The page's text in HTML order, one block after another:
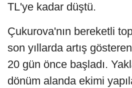
TL'ye kadar düştü.
Çukurova'nın bereketli
son yıllarda artış
20 gün önce başladı.
dönüm alanda ekimi